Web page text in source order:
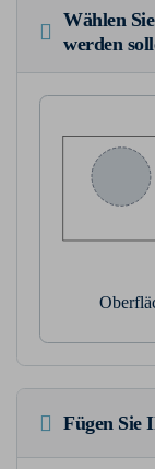
Wählen
werden
Fügen Sie